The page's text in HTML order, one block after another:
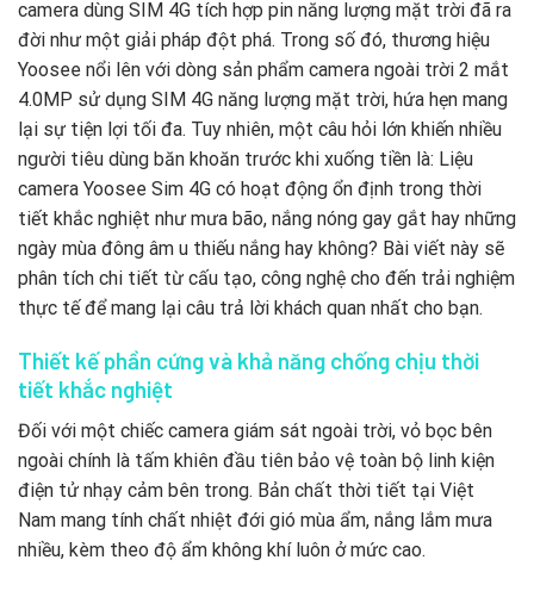
camera dùng SIM 4G tích hợp pin năng lượng mặt trời đã ra
đời như một giải pháp đột phá. Trong số đó, thương hiệu
Yoosee nổi lên với dòng sản phẩm camera ngoài trời 2 mắt
4.0MP sử dụng SIM 4G năng lượng mặt trời, hứa hẹn mang
lại sự tiện lợi tối đa. Tuy nhiên, một câu hỏi lớn khiến nhiều
người tiêu dùng băn khoăn trước khi xuống tiền là: Liệu
camera Yoosee Sim 4G có hoạt động ổn định trong thời
tiết khắc nghiệt như mưa bão, nắng nóng gay gắt hay những
ngày mùa đông âm u thiếu nắng hay không? Bài viết này sẽ
phân tích chi tiết từ cấu tạo, công nghệ cho đến trải nghiệm
thực tế để mang lại câu trả lời khách quan nhất cho bạn.
Thiết kế phần cứng và khả năng chống chịu thời
tiết khắc nghiệt
Đối với một chiếc camera giám sát ngoài trời, vỏ bọc bên
ngoài chính là tấm khiên đầu tiên bảo vệ toàn bộ linh kiện
điện tử nhạy cảm bên trong. Bản chất thời tiết tại Việt
Nam mang tính chất nhiệt đới gió mùa ẩm, nắng lắm mưa
nhiều, kèm theo độ ẩm không khí luôn ở mức cao.